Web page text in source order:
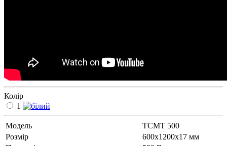
Колір
1
Модель
ТСМТ 500
Рoзмір
600х1200х17 мм